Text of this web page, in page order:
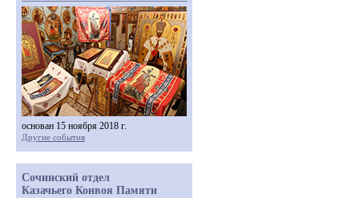
основан 15 ноября 2018 г.
Другие события
Сочинский отдел
Казачьего Конвоя Памяти